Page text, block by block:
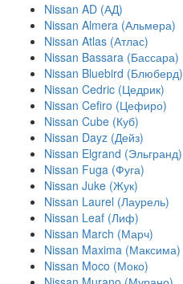
Nissan AD (АД)
Nissan Almera (Альмера)
Nissan Atlas (Атлас)
Nissan Bassara (Бассара)
Nissan Bluebird (Блюберд)
Nissan Cedric (Цедрик)
Nissan Cefiro (Цефиро)
Nissan Cube (Куб)
Nissan Dayz (Дейз)
Nissan Elgrand (Эльгранд)
Nissan Fuga (Фуга)
Nissan Juke (Жук)
Nissan Laurel (Лаурель)
Nissan Leaf (Лиф)
Nissan March (Марч)
Nissan Maxima (Максима)
Nissan Moco (Моко)